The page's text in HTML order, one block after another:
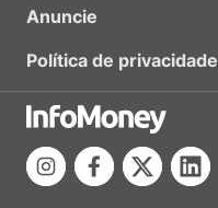
Anuncie
Política de privacidade